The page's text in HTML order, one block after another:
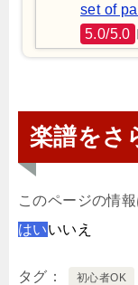
set of
5.0/5.0
楽譜をさ
このページの情
はいいいえ
タグ 初心者OK